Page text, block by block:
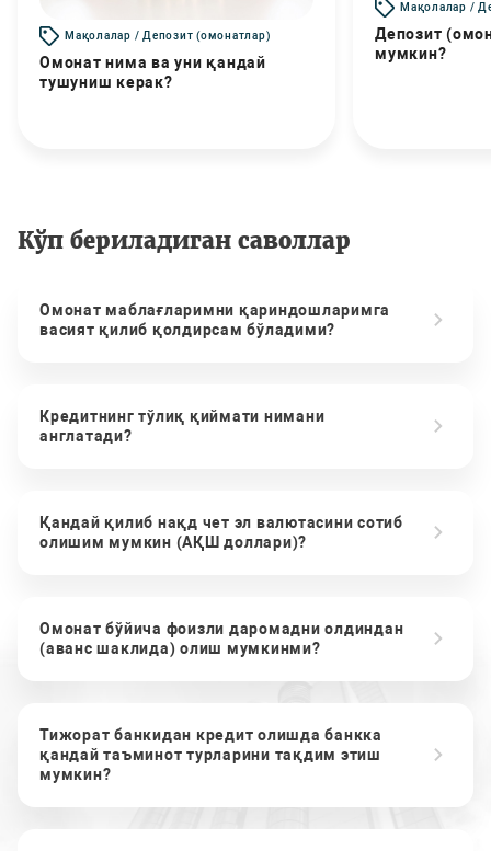
Мақолалар / Депозит (омонатлар)
Омонат нима ва уни қандай
тушуниш керак?
Мақолалар /
Депозит
мумкин?
Кўп бериладиган саволлар
Омонат маблағларимни қариндошларимга
васият қилиб қолдирсам бўладими?
Кредитнинг тўлиқ қиймати нимани
англатади?
Қандай қилиб нақд чет эл валютасини сотиб
олишим мумкин (АҚШ доллари)?
Омонат бўйича фоизли даромадни олдиндан
(аванс шаклида) олиш мумкинми?
Тижорат банкидан кредит олишда банкка
қандай таъминот турларини тақдим этиш
мумкин?